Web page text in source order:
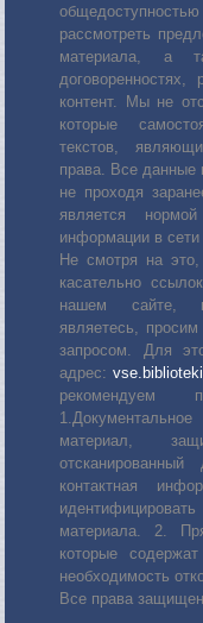
рассмотреть
материала, а
контент. Мы не
которые
текстов,
права. Все данные
не проходя
является
информации в сети
Не смотря на это,
касательно
нашем сайте,
являетесь,
запросом. Для
адрес:
материал,
контактная
материала. 2.
которые
необходимость
Все права